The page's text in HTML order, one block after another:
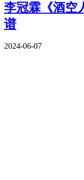
李冠霖《酒空
谱
2024-06-07